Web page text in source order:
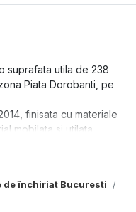
de închiriat Bucuresti
suprafata utila de 238
Piata Dorobanti, pe
finisata cu materiale
mobilata si utilata.
de 65 mp si 2 locuri
vilei.
2026